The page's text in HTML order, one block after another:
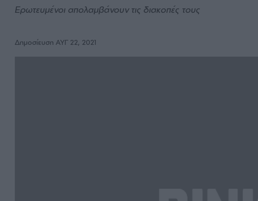
Ερωτευμένοι απολαμβάνουν τις διακοπές τους
Δημοσίευση ΑΥΓ 22, 2021